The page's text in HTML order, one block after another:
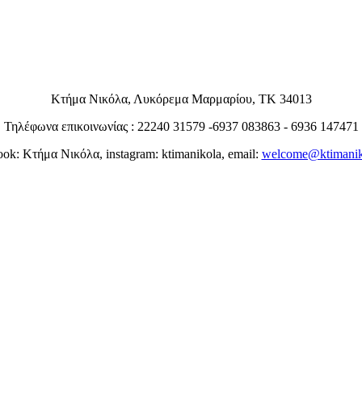
Κτήμα Νικόλα, Λυκόρεμα Μαρμαρίου, ΤΚ 34013
Τηλέφωνα επικοινωνίας : 22240 31579 -6937 083863 - 6936 147471
Κτήμα Νικόλα, instagram: ktimanikola, email: